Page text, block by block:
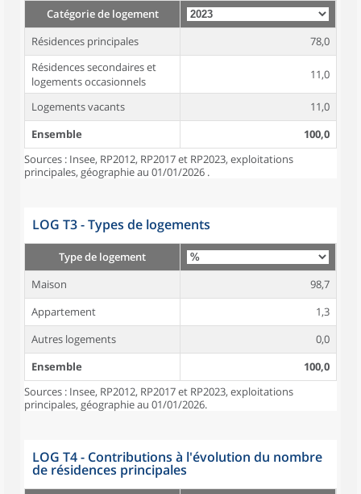
Catégorie de logement
Résidences principales
78,0
Résidences secondaires et
logements occasionnels
11,0
Logements vacants
11,0
Ensemble
100,0
Sources : Insee, RP2012, RP2017 et RP2023, exploitations
principales, géographie au 01/01/2026 .
LOG T3 - Types de logements
Type de logement
Maison
98,7
Appartement
1,3
Autres logements
0,0
Ensemble
100,0
Sources : Insee, RP2012, RP2017 et RP2023, exploitations
principales, géographie au 01/01/2026.
LOG T4 - Contributions à l'évolution du nombre
de résidences principales